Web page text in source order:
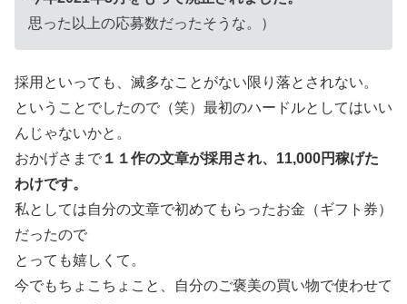
思った以上の応募数だったそうな。）
採用といっても、滅多なことがない限り落とされない。
ということでしたので（笑）最初のハードルとしてはいい
んじゃないかと。
おかげさまで １１作の文章が採用され、11,000円稼げた
わけです。
私としては自分の文章で初めてもらったお金（ギフト券）
だったので
とっても嬉しくて。
今でもちょこちょこと、自分のご褒美の買い物で使わせて